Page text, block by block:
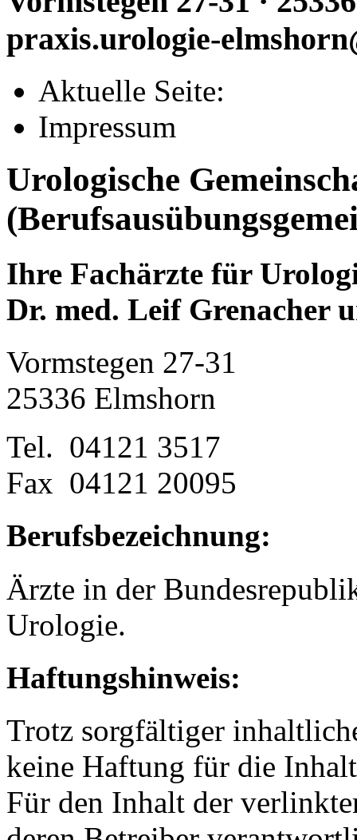
praxis.urologie-
Aktuelle Seite:
Impressum
Urologische
Ihre Fachärzte für
Dr. med. Leif Grenacher
Vormstegen 27-31
25336 Elmshorn
Tel. 04121 3517
Fax 04121 20095
Berufsbezeichnung:
Ärzte in der
Urologie.
Haftungshinweis:
Trotz sorgfältiger
keine Haftung für die
Für den Inhalt der